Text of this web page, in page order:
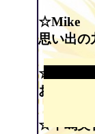
☆Mike
思い出の
☆杉良太
おもいで
☆中嶋美